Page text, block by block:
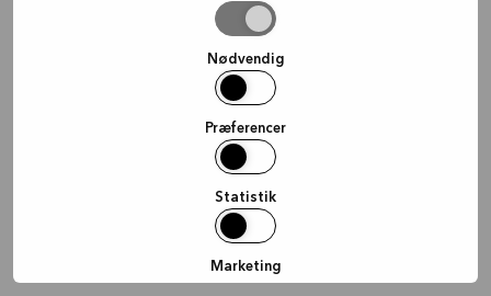
Nødvendig
Præferencer
Statistik
Marketing